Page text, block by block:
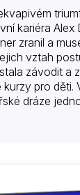
kariéra Alex
zranil a
vztah
závodit a
pro děti.
dráze
skandálů a
obrátí